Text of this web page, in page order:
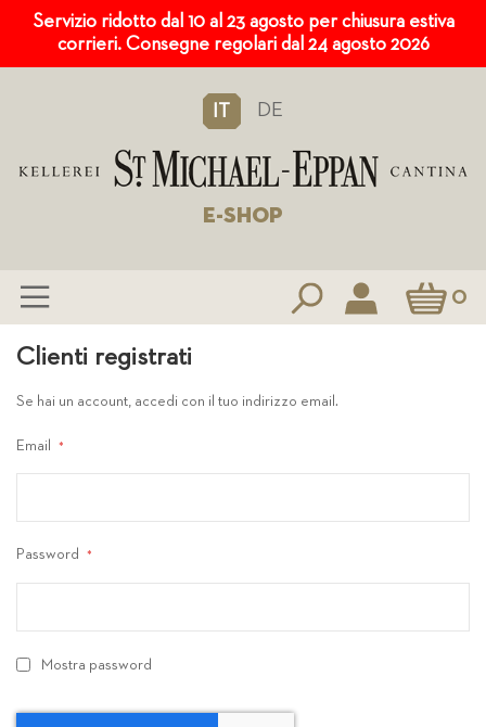
Servizio ridotto dal 10 al 23 agosto per chiusura estiva
corrieri. Consegne regolari dal 24 agosto 2026
IT DE
E-SHOP
Carrello0
al
Clienti registrati
Se hai un account, accedi con il tuo indirizzo email.
Email
Password
Mostra password